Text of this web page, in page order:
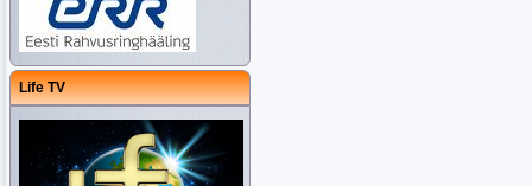
Life TV